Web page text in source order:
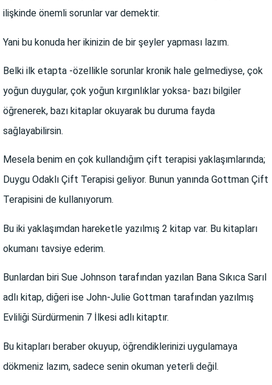
ilişkinde önemli sorunlar var demektir.
Yani bu konuda her ikinizin de bir şeyler yapması lazım.
Belki ilk etapta -özellikle sorunlar kronik hale gelmediyse, çok
yoğun duygular, çok yoğun kırgınlıklar yoksa- bazı bilgiler
öğrenerek, bazı kitaplar okuyarak bu duruma fayda
sağlayabilirsin.
Mesela benim en çok kullandığım çift terapisi yaklaşımlarında;
Duygu Odaklı Çift Terapisi geliyor. Bunun yanında Gottman Çift
Terapisini de kullanıyorum.
Bu iki yaklaşımdan hareketle yazılmış 2 kitap var. Bu kitapları
okumanı tavsiye ederim.
Bunlardan biri Sue Johnson tarafından yazılan Bana Sıkıca Sarıl
adlı kitap, diğeri ise John-Julie Gottman tarafından yazılmış
Evliliği Sürdürmenin 7 İlkesi adlı kitaptır.
Bu kitapları beraber okuyup, öğrendiklerinizi uygulamaya
dökmeniz lazım, sadece senin okuman yeterli değil.